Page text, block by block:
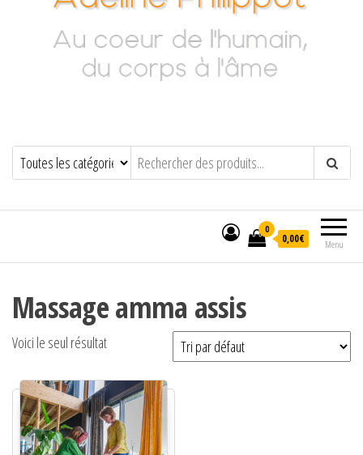
Adeline Philippot Au cœur de l'humain, du corps à l'âme
Menu
0
0,00€
Massage amma assis
Voici le seul résultat